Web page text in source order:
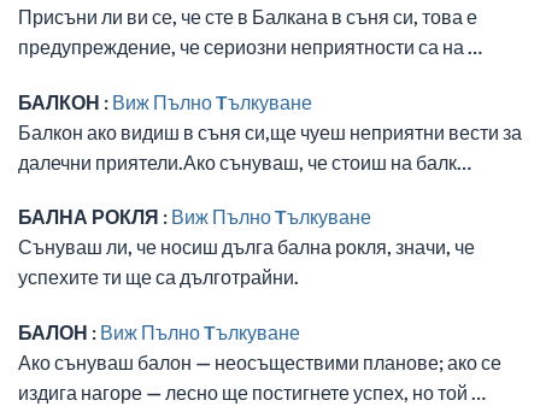
Присъни ли ви се, че сте в Балкана в съня си, това е
предупреждение, че сериозни неприятности са на …
БАЛКОН : Виж Пълно Tълкуване
Балкон ако видиш в съня си,ще чуеш неприятни вести за
далечни приятели.Ако сънуваш, че стоиш на балк…
БАЛНА РОКЛЯ : Виж Пълно Tълкуване
Сънуваш ли, че носиш дълга бална рокля, значи, че
успехите ти ще са дълготрайни.
БАЛОН : Виж Пълно Tълкуване
Ако сънуваш балон — неосъществими планове; ако се
издига нагоре — лесно ще постигнете успех, но той …